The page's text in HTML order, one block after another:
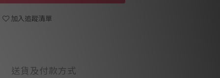
加入追蹤清單
送貨及付款方式